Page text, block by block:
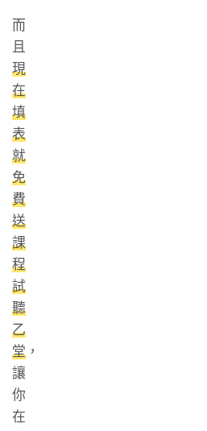
而
且
現
在
填
表
就
免
費
送
課
程
試
聽
乙
堂 ，
讓
你
在